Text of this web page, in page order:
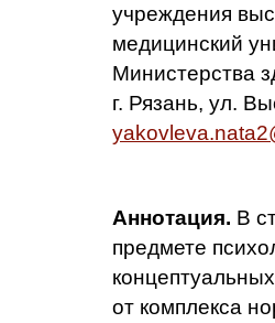
учреждения
медицинский
Министерства
г. Рязань, ул.
Аннотация. В
предмете
от комплекса